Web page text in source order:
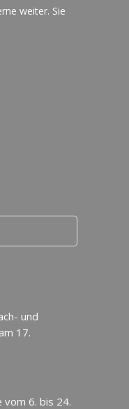
weiter. Sie
und
17.
6. bis 24.